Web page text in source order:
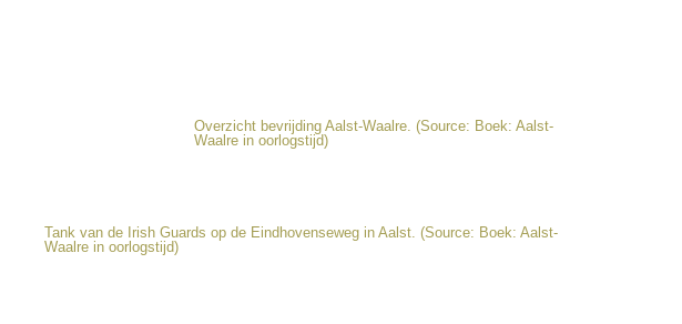
Overzicht bevrijding Aalst-Waalre. (Source: Boek: Aalst-
Waalre in oorlogstijd)
Tank van de Irish Guards op de Eindhovenseweg in Aalst. (Source: Boek: Aalst-
Waalre in oorlogstijd)